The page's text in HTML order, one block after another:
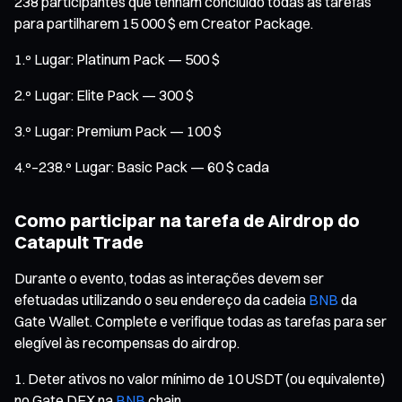
para partilharem 15 000 $ em Creator Package.
1.º Lugar: Platinum Pack — 500 $
2.º Lugar: Elite Pack — 300 $
3.º Lugar: Premium Pack — 100 $
4.º–238.º Lugar: Basic Pack — 60 $ cada
Como participar na tarefa de Airdrop do
Catapult Trade
Durante o evento, todas as interações devem ser
efetuadas utilizando o seu endereço da cadeia BNB da
Gate Wallet. Complete e verifique todas as tarefas para ser
elegível às recompensas do airdrop.
Deter ativos no valor mínimo de 10 USDT (ou equivalente)